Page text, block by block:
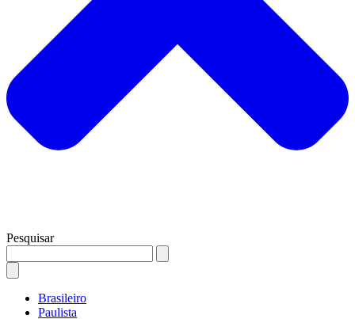
Pesquisar
Brasileiro
Paulista